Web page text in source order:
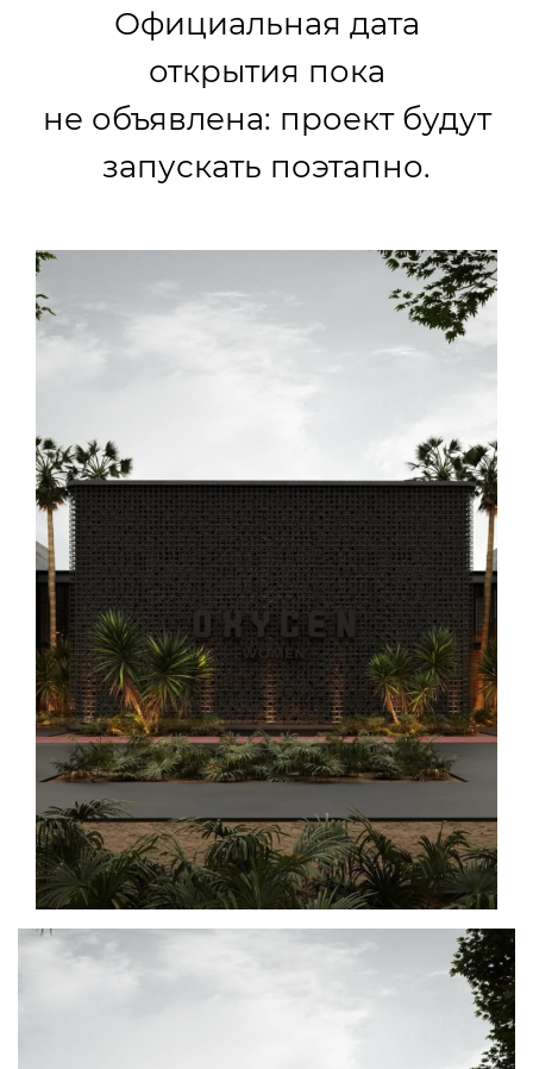
Официальная дата
открытия пока
не объявлена: проект будут
запускать поэтапно.